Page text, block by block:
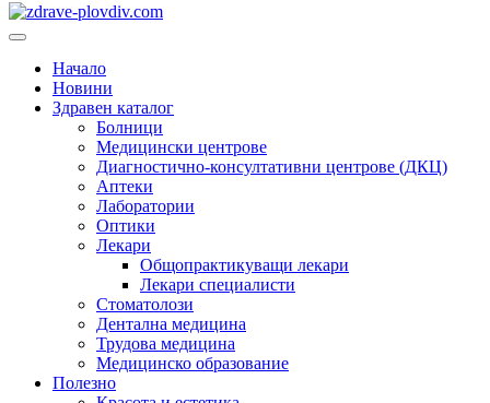
Преминете
към
Основно
Начало
Новини
Здравен каталог
Болници
Медицински центрове
Диагностично-консултативни центрове (ДКЦ)
Аптеки
Лаборатории
Оптики
Лекари
Общопрактикуващи лекари
Лекари специалисти
Стоматолози
Дентална медицина
Трудова медицина
Медицинско образование
Полезно